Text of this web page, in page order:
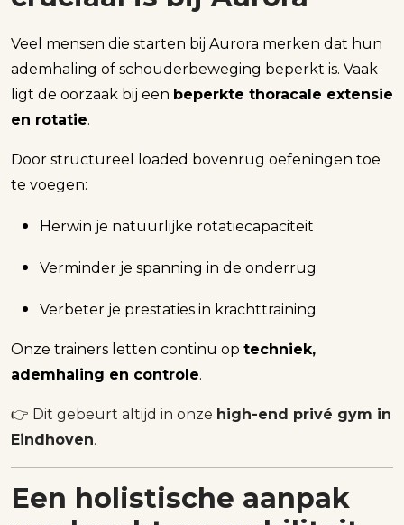
Veel mensen die starten bij Aurora merken dat hun
ademhaling of schouderbeweging beperkt is. Vaak
ligt de oorzaak bij een beperkte thoracale extensie
en rotatie.
Door structureel loaded bovenrug oefeningen toe
te voegen:
Herwin je natuurlijke rotatiecapaciteit
Verminder je spanning in de onderrug
Verbeter je prestaties in krachttraining
Onze trainers letten continu op techniek,
ademhaling en controle.
👉 Dit gebeurt altijd in onze high-end privé gym in
Eindhoven.
Een holistische aanpak